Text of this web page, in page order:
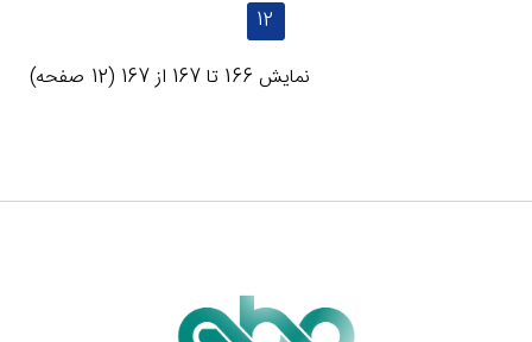
12
نمايش 166 تا 167 از 167 (12 صفحه)